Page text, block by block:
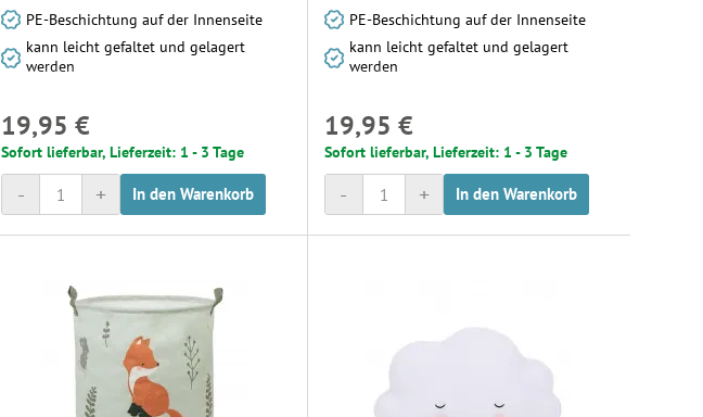
PE-Beschichtung auf der Innenseite
kann leicht gefaltet und gelagert
werden
19,95 €
Sofort lieferbar, Lieferzeit: 1 - 3 Tage
+
- In den Warenkorb
PE-Beschichtung auf der Innenseite
kann leicht gefaltet und gelagert
werden
19,95 €
Sofort lieferbar, Lieferzeit: 1 - 3 Tage
+
- In den Warenkorb